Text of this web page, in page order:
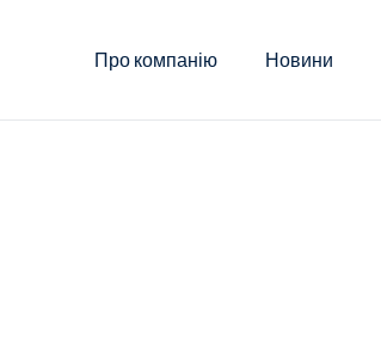
Про компанію Новини